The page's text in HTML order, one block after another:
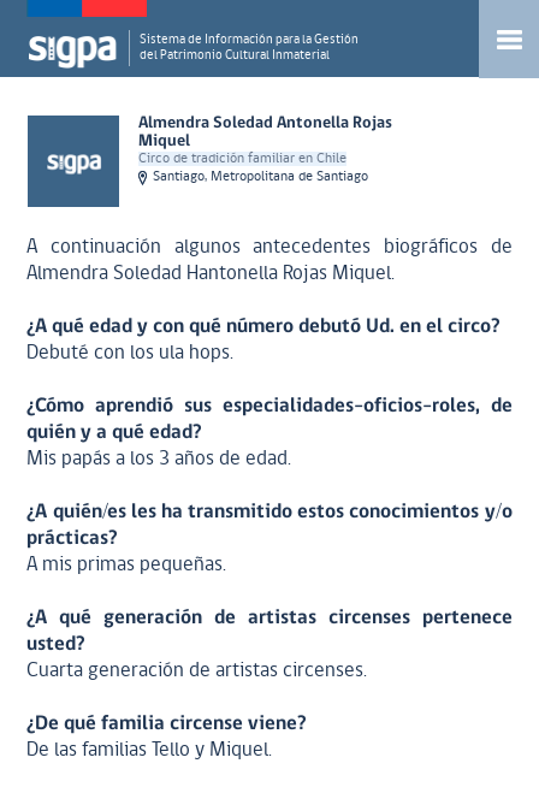
Sistema de Información para la Gestión
del Patrimonio Cultural Inmaterial
Almendra Soledad Antonella Rojas
Miquel
Circo de tradición familiar en Chile
Santiago, Metropolitana de Santiago
A continuación algunos antecedentes biográficos de
Almendra Soledad Hantonella Rojas Miquel.
¿A qué edad y con qué número debutó Ud. en el circo?
Debuté con los ula hops.
¿Cómo aprendió sus especialidades-oficios-roles, de
quién y a qué edad?
Mis papás a los 3 años de edad.
¿A quién/es les ha transmitido estos conocimientos y/o
prácticas?
A mis primas pequeñas.
¿A qué generación de artistas circenses pertenece
usted?
Cuarta generación de artistas circenses.
¿De qué familia circense viene?
De las familias Tello y Miquel.